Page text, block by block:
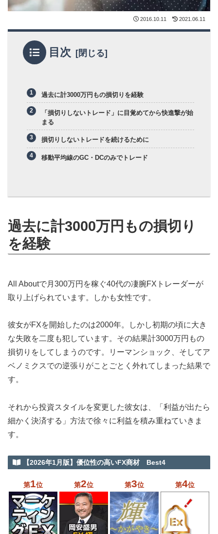
2016.10.11 2021.06.11
目次
過去に計3000万円もの損切りを経験
「損切りしないトレード」に目覚めてから快進撃が始
まる
損切りしないトレードを続けるために
移動平均線のGC・DCのみでトレード
過去に計3000万円もの損切り
を経験
All Aboutで月300万円を稼ぐ40代の凄腕FXトレーダーが
取り上げられています。しかも女性です。
彼女がFXを開始したのは2000年。しかし初期の頃に大き
な失敗を二度も犯しています。その結果計3000万円もの
損切りをしてしまうのです。リーマンショック、そしてア
ベノミクスでの逆張りがことごとく外れてしまった結果で
す。
それから投資スタイルを変更した彼女は、「利益が出たら
細かく決済する」方法で徐々に利益を積み重ねていきま
す。
【2026年1月版】優位性の高いFX商材 Best4
第1位 第2位 第3位 第4位